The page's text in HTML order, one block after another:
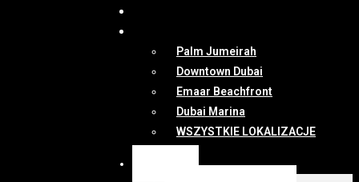
Palm Jumeirah
Downtown Dubai
Emaar Beachfront
Dubai Marina
WSZYSTKIE LOKALIZACJE